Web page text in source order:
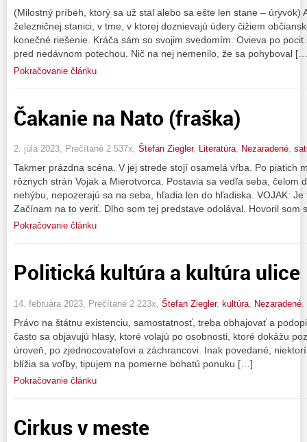
(Milostný príbeh, ktorý sa už stal alebo sa ešte len stane – úryvok)
železničnej stanici, v tme, v ktorej doznievajú údery čižiem
konečné riešenie. Kráča sám so svojim svedomím. Ovieva po
pred nedávnom potechou. Nič na nej nemenilo, že sa pohyboval
Pokračovanie článku
Čakanie na Nato (fraška)
2. júla 2023, Prečítané 2 537x, Štefan Ziegler, Literatúra, Nezaradené,
Takmer prázdna scéna. V jej strede stojí osamelá vŕba. Po piatich
rôznych strán Vojak a Mierotvorca. Postavia sa vedľa seba, čelom
nehýbu, nepozerajú sa na seba, hľadia len do hľadiska. VOJAK:
Začínam na to veriť. Dlho som tej predstave odolával. Hovoril som
Pokračovanie článku
Politická kultúra a kultúra ulice
14. februára 2023, Prečítané 2 223x, Štefan Ziegler, kultúra Nezaradené
Právo na štátnu existenciu, samostatnosť, treba obhajovať a
často sa objavujú hlasy, ktoré volajú po osobnosti, ktoré dokážu
úroveň, po zjednocovateľovi a záchrancovi. Inak povedané,
blížia sa voľby, tipujem na pomerne bohatú ponuku […]
Pokračovanie článku
Cirkus v meste